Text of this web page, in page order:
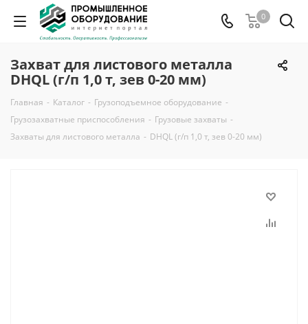
0
Захват для листового металла
DHQL (г/п 1,0 т, зев 0-20 мм)
Главная - Каталог - Грузоподъемное оборудование -
Грузозахватные приспособления - Грузовые захваты -
Захваты для листового металла - DHQL (г/п 1,0 т, зев 0-20 мм)